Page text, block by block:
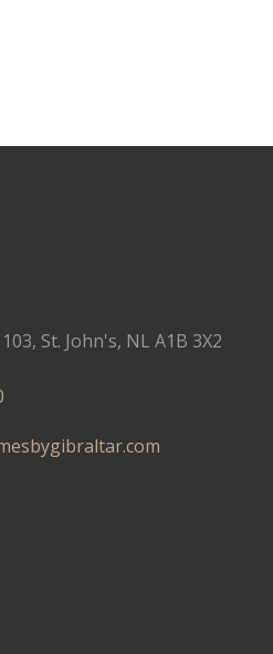
St. John's, NL A1B 3X2